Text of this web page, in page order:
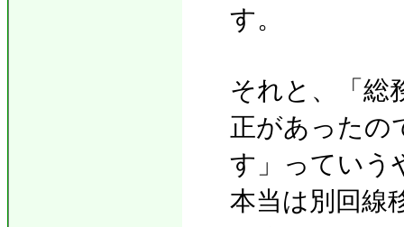
す。
それと、「総
正があったの
す」っていう
本当は別回線